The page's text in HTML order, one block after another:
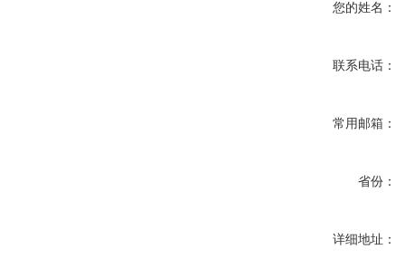
您的姓名：
联系电话：
常用邮箱：
省份：
详细地址：